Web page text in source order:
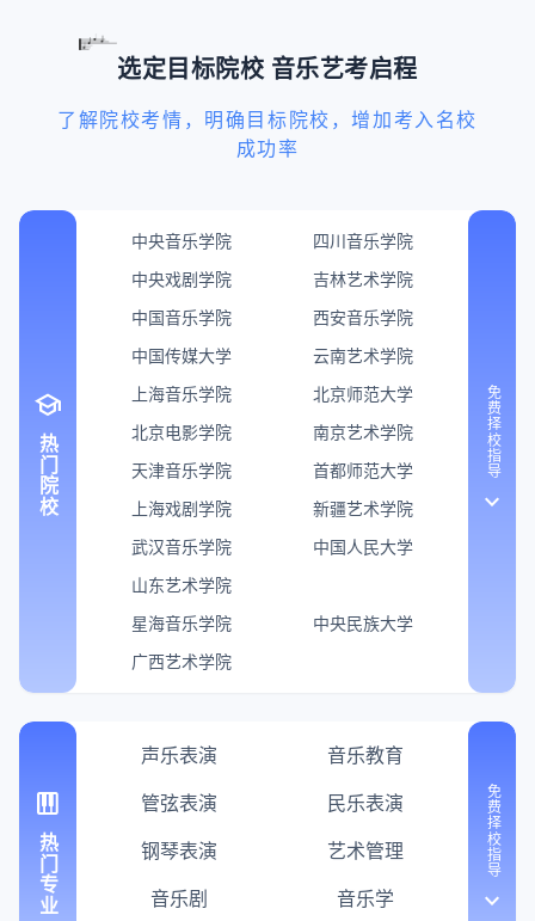
选定目标院校 音乐艺考启程
了解院校考情，明确目标院校，增加考入名校
成功率
school
热门院校
中央音乐学院
四川音乐学院
中央戏剧学院
吉林艺术学院
中国音乐学院
西安音乐学院
中国传媒大学
云南艺术学院
上海音乐学院
北京师范大学
北京电影学院
南京艺术学院
天津音乐学院
首都师范大学
上海戏剧学院
新疆艺术学院
武汉音乐学院
中国人民大学
山东艺术学院
星海音乐学院
中央民族大学
广西艺术学院
免费择校指导
keyboard_arrow_down
piano
热门专业
声乐表演
音乐教育
管弦表演
民乐表演
钢琴表演
艺术管理
音乐剧
音乐学
免费择校指导
keyboard_arrow_down